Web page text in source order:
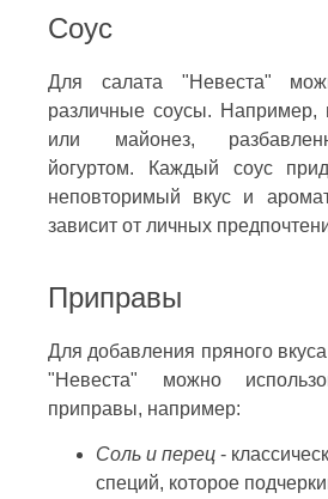
Соус
Для салата "Невеста"
различные соусы. Например,
или майонез,
йогуртом. Каждый соус
неповторимый вкус и
зависит от личных
Приправы
Для добавления пряного
"Невеста" можно
приправы, например:
Соль и перец -
специй, которое